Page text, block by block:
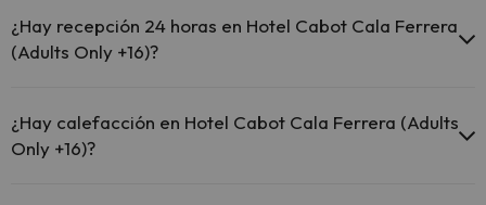
servicio puede ser de pago) Aquí tienes más info sobre la piscina y
otras instalaciones.
¿Hay recepción 24 horas en Hotel Cabot Cala Ferrera
(Adults Only +16)?
horas.
¿Hay calefacción en Hotel Cabot Cala Ferrera (Adults
Only +16)?